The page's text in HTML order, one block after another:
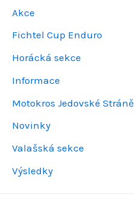
Akce
Fichtel Cup Enduro
Horácká sekce
Informace
Motokros Jedovské Stráně
Novinky
Valašská sekce
Výsledky